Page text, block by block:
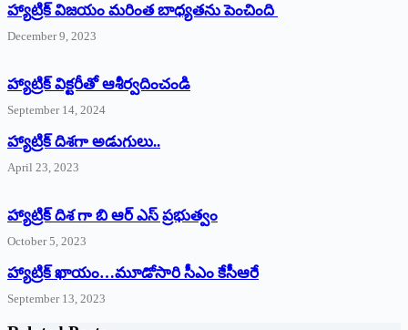
హ్యాట్రిక్ విజయం మరింత బాధ్యతను పెంచింది
December 9, 2023
హ్యాట్రిక్‌ ‌విక్టరీతో ఆశీర్వదించండి
September 14, 2024
‌హ్యాట్రిక్‌ ‌దిశగా అడుగులు..
April 23, 2023
హ్యాట్రిక్ దిశ గా బి ఆర్ ఎస్ ప్రభుత్వం
October 5, 2023
హ్యాట్రిక్‌ ‌ఖాయం…మూడోసారి సీఎం కేసీఆరే
September 13, 2023